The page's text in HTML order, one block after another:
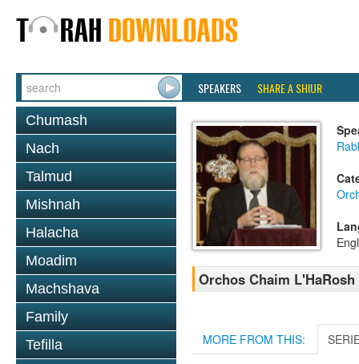
SPEAKERS SHARE A SHIUR
Chumash
Nach
Talmud
Mishnah
Halacha
Moadim
Machshava
Family
Tefilla
Orchos Chaim
MORE FROM THIS: